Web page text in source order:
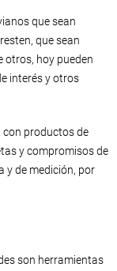
que sean
que sean
otros, hoy pueden
interés y otros
con productos de
y compromisos de
y de medición, por
son herramientas